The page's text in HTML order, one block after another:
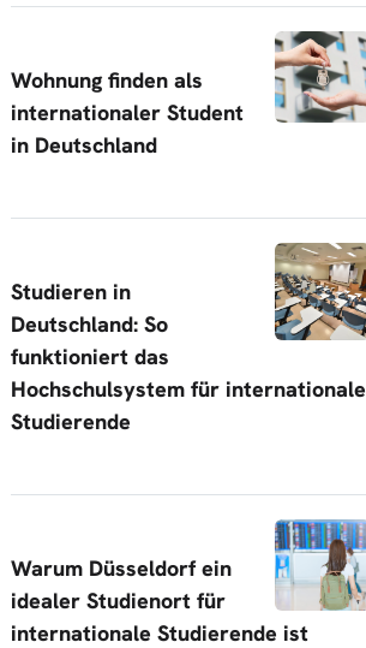
Wohnung finden als
internationaler Student
in Deutschland
Studieren in
Deutschland: So
funktioniert das
Hochschulsystem für internationale
Studierende
Warum Düsseldorf ein
idealer Studienort für
internationale Studierende ist